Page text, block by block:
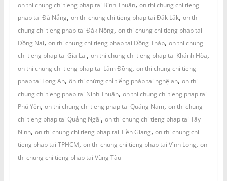
on thi chung chi tieng phap tai Bình Thuận, on thi chung chi tieng
phap tai Đà Nẵng, on thi chung chi tieng phap tai Đăk Lăk, on thi
chung chi tieng phap tai Đăk Nông, on thi chung chi tieng phap tai
Đồng Nai, on thi chung chi tieng phap tai Đồng Tháp, on thi chung
chi tieng phap tai Gia Lai, on thi chung chi tieng phap tai Khánh Hòa,
on thi chung chi tieng phap tai Lâm Đồng, on thi chung chi tieng
phap tai Long An, ôn thi chứng chỉ tiếng pháp tại nghệ an, on thi
chung chi tieng phap tai Ninh Thuận, on thi chung chi tieng phap tai
Phú Yên, on thi chung chi tieng phap tai Quảng Nam, on thi chung
chi tieng phap tai Quảng Ngãi, on thi chung chi tieng phap tai Tây
Ninh, on thi chung chi tieng phap tai Tiền Giang, on thi chung chi
tieng phap tai TPHCM, on thi chung chi tieng phap tai Vĩnh Long, on
thi chung chi tieng phap tai Vũng Tàu